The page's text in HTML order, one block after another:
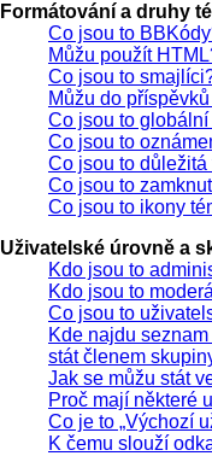
Formátování a druhy
Co jsou to
Můžu použít
Co jsou to
Můžu do
Co jsou to
Co jsou to
Co jsou to důležitá
Co jsou to
Co jsou to ikony
Uživatelské úrovně a
Kdo jsou to
Kdo jsou to
Co jsou to
Kde najdu
stát členem
Jak se můžu stát
Proč mají některé
Co je to „Výchozí
K čemu slouží